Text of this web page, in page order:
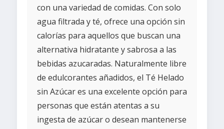
con una variedad de comidas. Con solo
agua filtrada y té, ofrece una opción sin
calorías para aquellos que buscan una
alternativa hidratante y sabrosa a las
bebidas azucaradas. Naturalmente libre
de edulcorantes añadidos, el Té Helado
sin Azúcar es una excelente opción para
personas que están atentas a su
ingesta de azúcar o desean mantenerse